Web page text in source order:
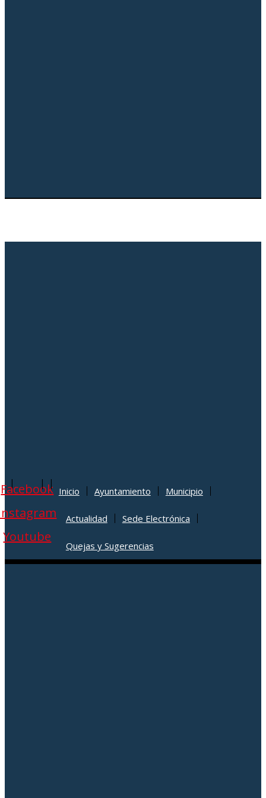
|
Facebook
Youtube
| | Inicio Ayuntamiento Municipio
Actualidad Sede Electrónica
Quejas y Sugerencias